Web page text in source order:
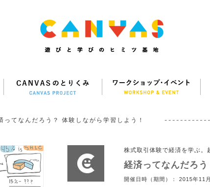
ってなんだろう？ 体験しながら学習しよう！
株式取引体験で経済を学ぶ。
経済ってなんだろ
開催日時（期間）： 2015年11